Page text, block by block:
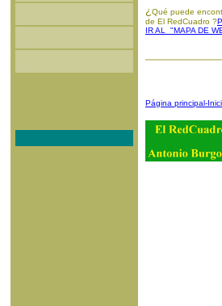
¿ Qué puede
de El RedCuadro ?
IR AL "MAPA DE
Página principal-